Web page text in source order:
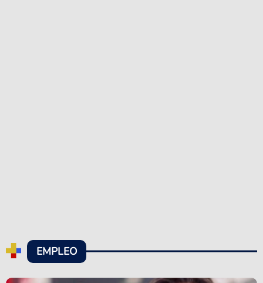
EMPLEO